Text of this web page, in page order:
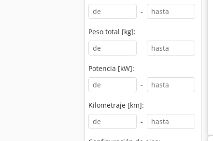
-
Peso total [kg]:
-
Potencia [kW]:
-
Kilometraje [km]:
-